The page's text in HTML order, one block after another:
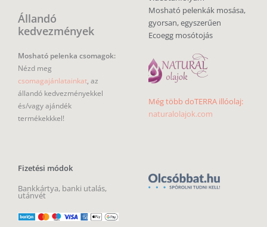
Állandó
kedvezmények
Mosható pelenka csomagok:
Nézd meg
csomagajánlatainkat, az
állandó kedvezményekkel
és/vagy ajándék
termékekkkel!
Fizetési módok
Bankkártya, banki utalás,
utánvét
Mosható pelenkák mosása,
gyorsan, egyszerűen
Ecoegg mosótojás
Még több doTERRA illóolaj:
naturalolajok.com